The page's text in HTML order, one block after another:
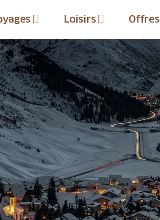
Loisirs Offres